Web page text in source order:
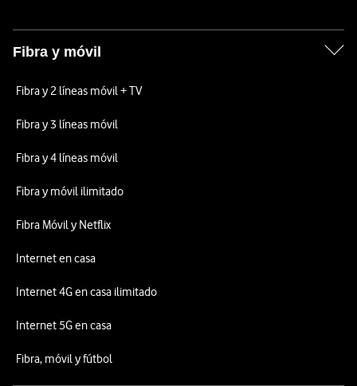
Fibra y móvil
Fibra y 2 líneas móvil + TV
Fibra y 3 líneas móvil
Fibra y 4 líneas móvil
Fibra y móvil ilimitado
Fibra Móvil y Netflix
Internet en casa
Internet 4G en casa ilimitado
Internet 5G en casa
Fibra, móvil y fútbol